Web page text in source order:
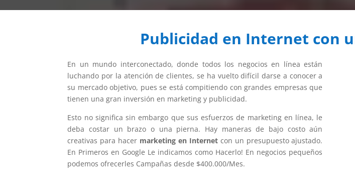
Publicidad en Internet con
En un mundo interconectado, donde todos los negocios en línea están
luchando por la atención de clientes, se ha vuelto difícil darse a conocer a
su mercado objetivo, pues se está compitiendo con grandes empresas que
tienen una gran inversión en marketing y publicidad.
Esto no significa sin embargo que sus esfuerzos de marketing en línea, le
deba costar un brazo o una pierna. Hay maneras de bajo costo aún
creativas para hacer marketing en Internetcon un presupuesto ajustado.
En Primeros en Google Le indicamos como Hacerlo! En negocios pequeños
podemos ofrecerles Campañas desde $400.000/Mes.